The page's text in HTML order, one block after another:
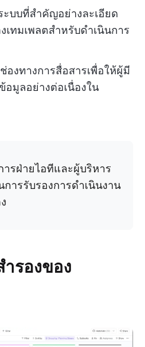
บบที่สำคัญอย่างละเอียด
เทมเพลตสำหรับดำเนินการ
องทางการสื่อสารเพื่อให้ผู้มี
อมูลอย่างต่อเนื่องใน
ารฝ่ายไอทีและผู้บริหาร
ารรับรองการดำเนินงาน
รองของ